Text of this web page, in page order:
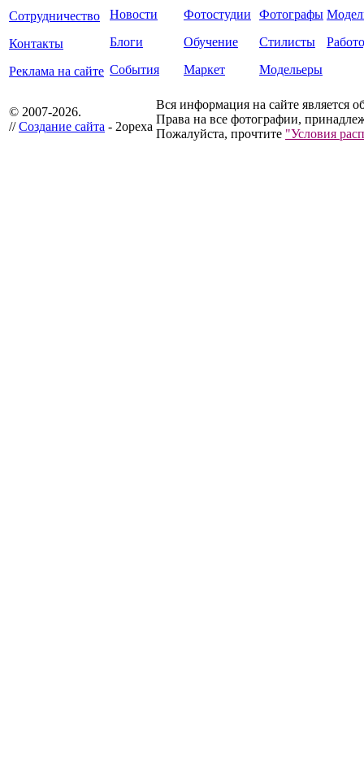
Сотрудничество
Контакты
Реклама на сайте
Новости
Блоги
События
Фотостудии
Обучение
Маркет
Фотографы
Стилисты
Модельеры
© 2007-2026.
//Создание сайта - 2opexa
Вся информация на сайте является
Права на все фотографии,
Пожалуйста, прочтите "Условия